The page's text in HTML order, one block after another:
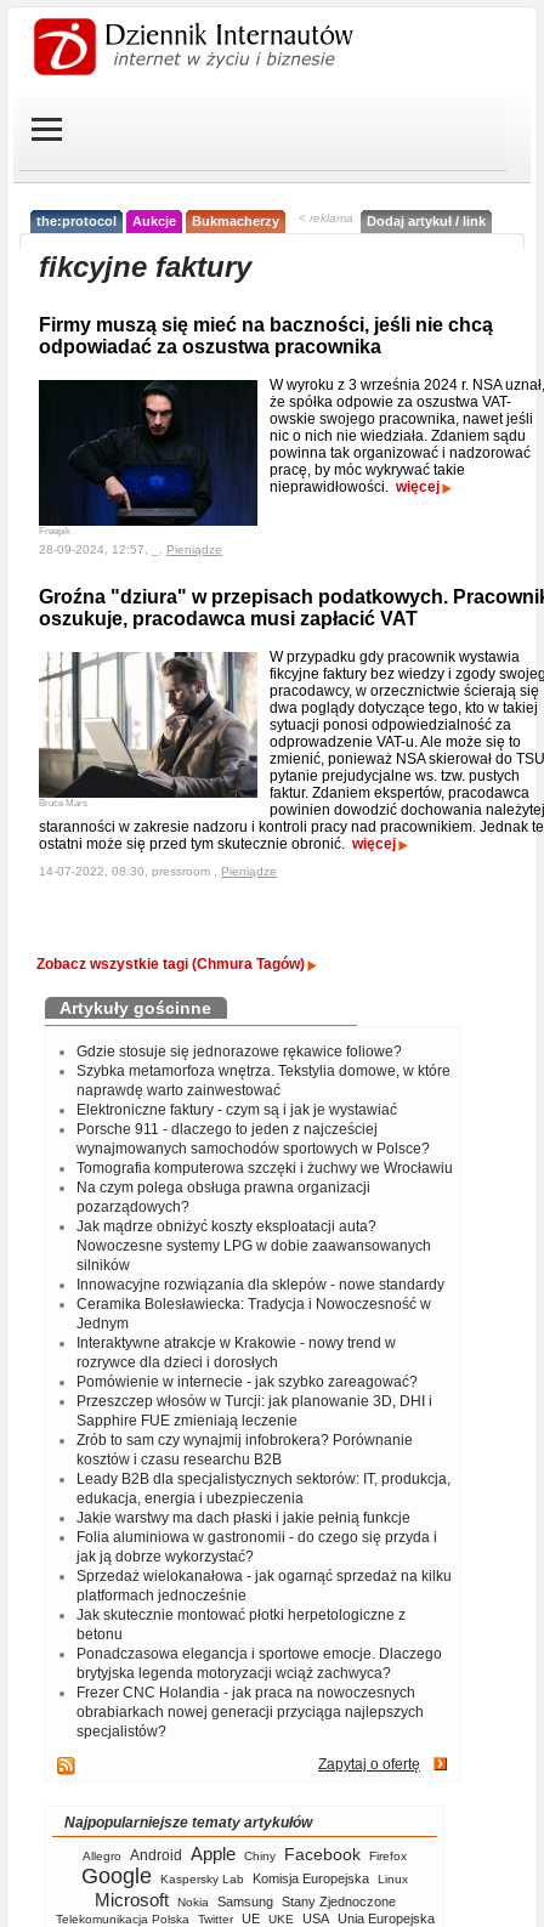
the:protocol Aukcje Bukmacherzy < reklama Dodaj artykuł / link
fikcyjne faktury
Firmy muszą się mieć na baczności, jeśli nie chcą
odpowiadać za oszustwa pracownika
Freepik
W wyroku z 3 września 2024 r. NSA uznał,
że spółka odpowie za oszustwa VAT-
owskie swojego pracownika, nawet jeśli
nic o nich nie wiedziała. Zdaniem sądu
powinna tak organizować i nadzorować
pracę, by móc wykrywać takie
nieprawidłowości. więcej
28-09-2024, 12:57, _, Pieniądze
Groźna "dziura" w przepisach podatkowych.
oszukuje, pracodawca musi zapłacić VAT
Bruce Mars
W przypadku gdy pracownik wystawia
fikcyjne faktury bez wiedzy i zgody
pracodawcy, w orzecznictwie ścierają się
dwa poglądy dotyczące tego, kto w takiej
sytuacji ponosi odpowiedzialność za
odprowadzenie VAT-u. Ale może się to
zmienić, ponieważ NSA skierował do
pytanie prejudycjalne ws. tzw. pustych
faktur. Zdaniem ekspertów, pracodawca
powinien dowodzić dochowania należytej
staranności w zakresie nadzoru i kontroli pracy nad pracownikiem. Jednak
ostatni może się przed tym skutecznie obronić. więcej
14-07-2022, 08:30, pressroom , Pieniądze
Zobacz wszystkie tagi (Chmura Tagów)
Artykuły gościnne
Gdzie stosuje się jednorazowe rękawice foliowe?
Szybka metamorfoza wnętrza. Tekstylia domowe, w które
naprawdę warto zainwestować
Elektroniczne faktury - czym są i jak je wystawiać
Porsche 911 - dlaczego to jeden z najcześciej
wynajmowanych samochodów sportowych w Polsce?
Tomografia komputerowa szczęki i żuchwy we Wrocławiu
Na czym polega obsługa prawna organizacji
pozarządowych?
Jak mądrze obniżyć koszty eksploatacji auta?
Nowoczesne systemy LPG w dobie zaawansowanych
silników
Innowacyjne rozwiązania dla sklepów - nowe standardy
Ceramika Bolesławiecka: Tradycja i Nowoczesność w
Jednym
Interaktywne atrakcje w Krakowie - nowy trend w
rozrywce dla dzieci i dorosłych
Pomówienie w internecie - jak szybko zareagować?
Przeszczep włosów w Turcji: jak planowanie 3D, DHI i
Sapphire FUE zmieniają leczenie
Zrób to sam czy wynajmij infobrokera? Porównanie
kosztów i czasu researchu B2B
Leady B2B dla specjalistycznych sektorów: IT, produkcja,
edukacja, energia i ubezpieczenia
Jakie warstwy ma dach płaski i jakie pełnią funkcje
Folia aluminiowa w gastronomii - do czego się przyda i
jak ją dobrze wykorzystać?
Sprzedaż wielokanałowa - jak ogarnąć sprzedaż na kilku
platformach jednocześnie
Jak skutecznie montować płotki herpetologiczne z
betonu
Ponadczasowa elegancja i sportowe emocje. Dlaczego
brytyjska legenda motoryzacji wciąż zachwyca?
Frezer CNC Holandia - jak praca na nowoczesnych
obrabiarkach nowej generacji przyciąga najlepszych
specjalistów?
Zapytaj o ofertę
Najpopularniejsze tematy artykułów
Allegro Android Apple Chiny Facebook Firefox
Google Kaspersky Lab Komisja Europejska Linux
Microsoft Nokia Samsung Stany Zjednoczone
Telekomunikacja Polska Twitter UE UKE USA Unia Europejska